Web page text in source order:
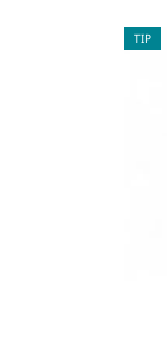
TIP